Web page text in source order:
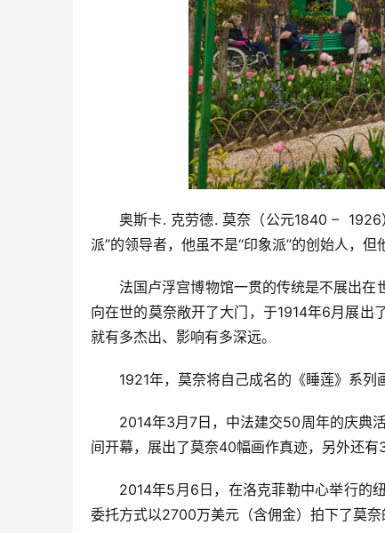
奥斯卡. 克劳德. 莫奈（公元1840 –
派”的领导者，他虽不是“印象派”的创始人，但
法国卢浮宫博物馆一贯的传统是不展出
向在世的莫奈敞开了大门，于1914年6月展出
就有多杰出、影响有多深远。
1921年，莫奈将自己成名的《睡莲》系列
2014年3月7日，中法建交50周年的庆典
间开幕，展出了莫奈40幅画作真迹，另外还有
2014年5月6日，在洛克菲勒中心举行的
委托方式以2700万美元（含佣金）拍下了莫奈